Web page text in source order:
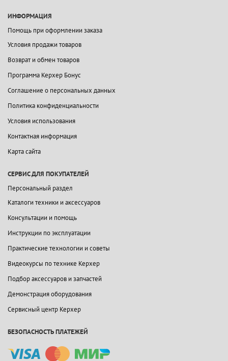
ИНФОРМАЦИЯ
Помощь при оформлении заказа
Условия продажи товаров
Возврат и обмен товаров
Программа Керхер Бонус
Соглашение о персональных данных
Политика конфиденциальности
Условия использования
Контактная информация
Карта сайта
СЕРВИС ДЛЯ ПОКУПАТЕЛЕЙ
Персональный раздел
Каталоги техники и аксессуаров
Консультации и помощь
Инструкции по эксплуатации
Практические технологии и советы
Видеокурсы по технике Керхер
Подбор аксессуаров и запчастей
Демонстрация оборудования
Сервисный центр Керхер
БЕЗОПАСНОСТЬ ПЛАТЕЖЕЙ